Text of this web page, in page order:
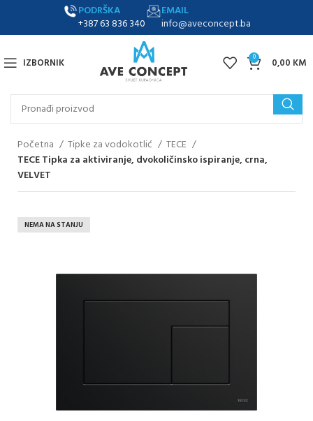
PODRŠKA
+387 63 836 340
EMAIL
info@aveconcept.ba
IZBORNIK 0 0,00 KM
Početna Tipke za vodokotlić
TECE
TECE Tipka za aktiviranje, dvokoličinsko ispiranje, crna,
VELVET
NEMA NA STANJU